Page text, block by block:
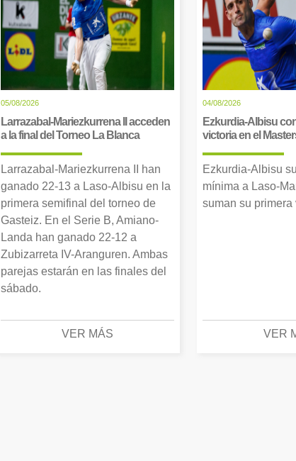
05/08/2026
Larrazabal-Mariezkurrena II acceden
a la final del Torneo La Blanca
Larrazabal-Mariezkurrena II han
ganado 22-13 a Laso-Albisu en la
primera semifinal del torneo de
Gasteiz. En el Serie B, Amiano-
Landa han ganado 22-12 a
Zubizarreta IV-Aranguren. Ambas
parejas estarán en las finales del
sábado.
VER MÁS
04/08/2026
Ezkurdia-Albisu
victoria en el
Ezkurdia-Albisu
mínima a Laso-
suman su primera
VER